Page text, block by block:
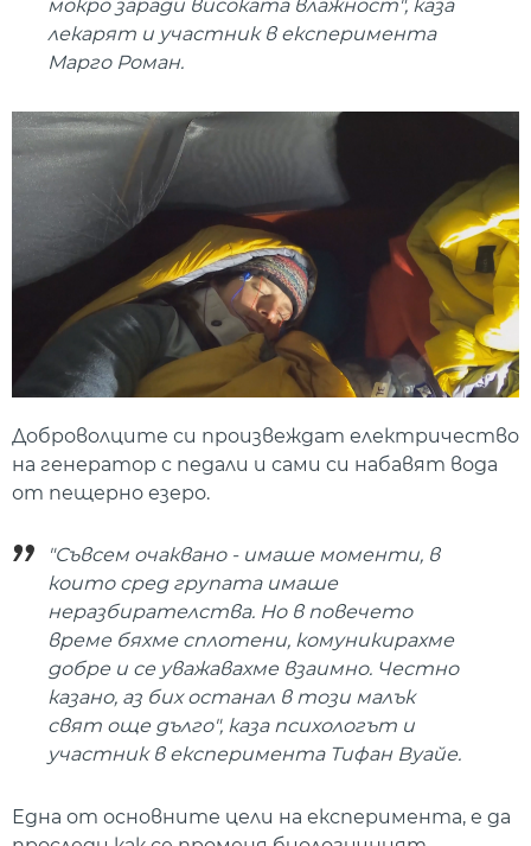
мокро заради високата влажност", каза
лекарят и участник в експеримента
Марго Роман.
Доброволците си произвеждат електричество
на генератор с педали и сами си набавят вода
от пещерно езеро.
"Съвсем очаквано - имаше моменти, в
които сред групата имаше
неразбирателства. Но в повечето
време бяхме сплотени, комуникирахме
добре и се уважавахме взаимно. Честно
казано, аз бих останал в този малък
свят още дълго", каза психологът и
участник в експеримента Тифан Вуайе.
Една от основните цели на експеримента, е да